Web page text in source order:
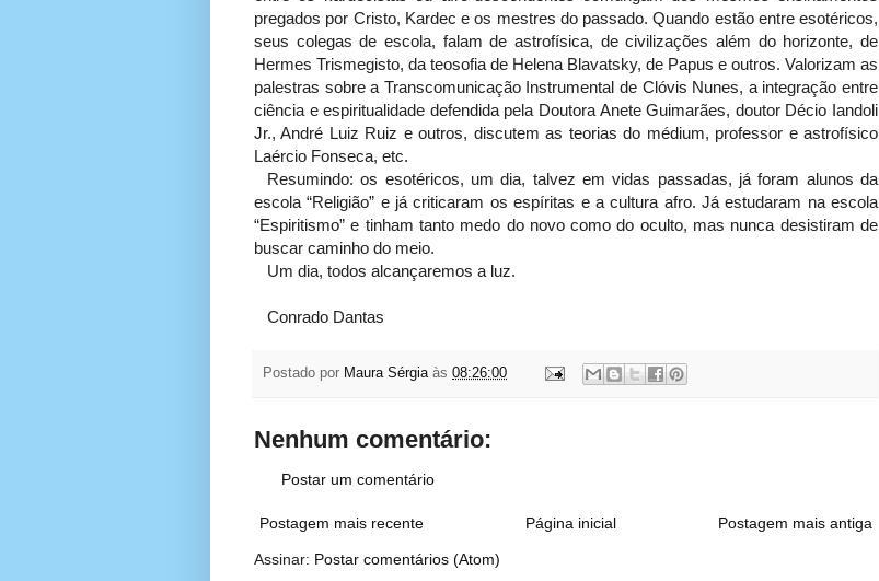
pregados por Cristo, Kardec e os mestres do passado. Quando estão entre esotéricos,
seus colegas de escola, falam de astrofísica, de civilizações além do horizonte, de
Hermes Trismegisto, da teosofia de Helena Blavatsky, de Papus e outros. Valorizam as
palestras sobre a Transcomunicação Instrumental de Clóvis Nunes, a integração entre
ciência e espiritualidade defendida pela Doutora Anete Guimarães, doutor Décio Iandoli
Jr., André Luiz Ruiz e outros, discutem as teorias do médium, professor e astrofísico
Laércio Fonseca, etc.
Resumindo: os esotéricos, um dia, talvez em vidas passadas, já foram alunos da
escola “Religião” e já criticaram os espíritas e a cultura afro. Já estudaram na escola
“Espiritismo” e tinham tanto medo do novo como do oculto, mas nunca desistiram de
buscar caminho do meio.
Um dia, todos alcançaremos a luz.
Conrado Dantas
Postado por Maura Sérgia às 08:26:00
Nenhum comentário:
Postar um comentário
Postagem mais recente Postagem mais antiga
Página inicial
Assinar: Postar comentários (Atom)